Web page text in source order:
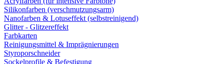
Silikonfarben (verschmutzungsarm)
Nanofarben & Lotuseffekt (selbstreinigend)
Glitter - Glitzereffekt
Farbkarten
Reinigungsmittel & Imprägnierungen
Styroporschneider
Sockelprofile & Befestigung